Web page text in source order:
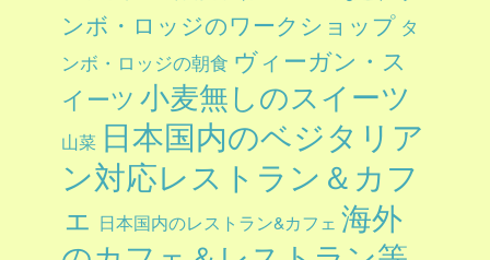
ンボ・ロッジのワークショップ タ
ンボ・ロッジの朝食 ヴィーガン・ス
イーツ 小麦無しのスイーツ
山菜 日本国内のベジタリア
ン対応レストラン＆カフ
ェ 日本国内のレストラン&カフェ 海外